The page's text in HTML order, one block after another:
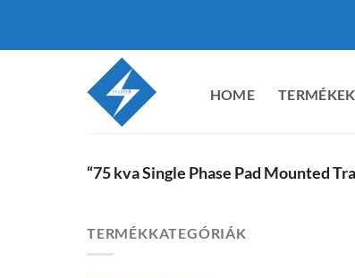
tartalomra
HOME TERMÉKEK
“75 kva Single Phase Pad Mounted
TERMÉKKATEGÓRIÁK